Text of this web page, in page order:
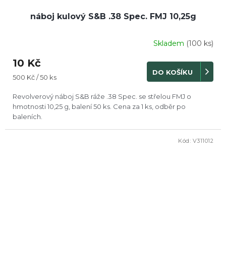
náboj kulový S&B .38 Spec. FMJ 10,25g
Skladem (100 ks)
10 Kč
Měrná
500 Kč / 50 ks
DO KOŠÍKU
Revolverový náboj S&B ráže .38 Spec. se střelou FMJ o
hmotnosti 10,25 g, balení 50 ks. Cena za 1 ks, odběr po
baleních.
Kód: V311012